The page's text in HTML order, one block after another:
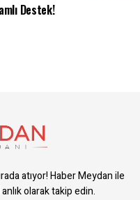
Destek!
atıyor! Haber Meydan ile
olarak takip edin.